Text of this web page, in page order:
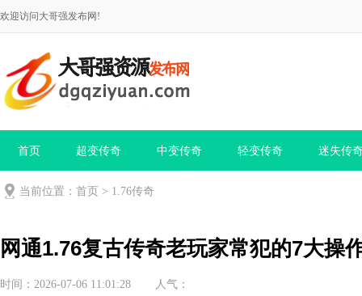
欢迎访问大哥强发布网!
首页 超变传奇 中变传奇 轻变传奇 迷失传
当前位置： 首页 > 1.76传奇
网通1.76复古传奇老玩家常犯的7大操
时间：2026-07-06 11:01:28 人气：